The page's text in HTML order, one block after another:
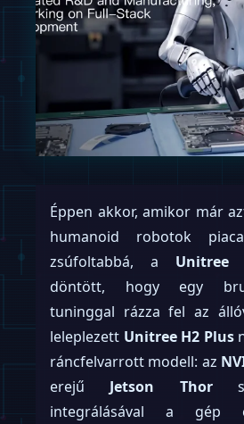
Éppen akkor, amikor már
humanoid robotok
zsúfoltabbá, a Unitree
döntött, hogy egy
tuninggal rázza fel az
leleplezett Unitree H2 Plus
ráncfelvarrott modell: az
erejű Jetson Thor
integrálásával a gép